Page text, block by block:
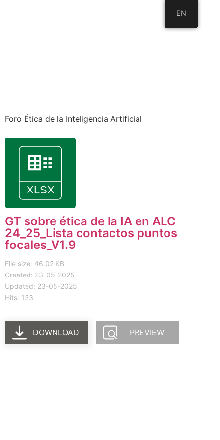
Foro Ética de la Inteligencia Artificial
GT sobre ética de la IA en ALC
24_25_Lista contactos puntos
focales_V1.9
File size: 46.02 KB
Created: 23-05-2025
Updated: 23-05-2025
Hits: 133
DOWNLOAD PREVIEW
EN
EN